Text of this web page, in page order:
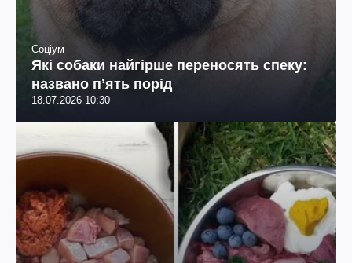
Соціум
Які собаки найгірше переносять спеку:
названо пʼять порід
18.07.2026 10:30